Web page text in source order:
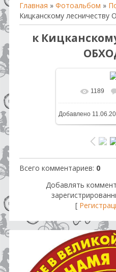
Главная » Фотоальбом »
Кицканскому
к
В реальном
1189
Добавлено
Всего комментариев: 0
Добавлять
[